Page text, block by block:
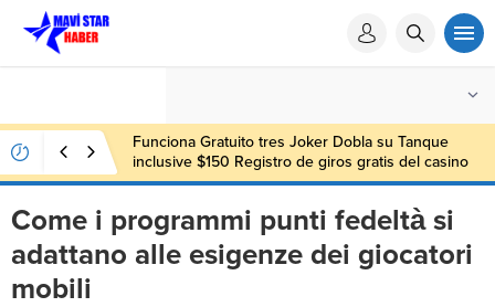
Funciona Gratuito tres Joker Dobla su Tanque
inclusive $150 Registro de giros gratis del casino
sin depósito 000
Come i programmi punti fedeltà si
adattano alle esigenze dei giocatori
mobili